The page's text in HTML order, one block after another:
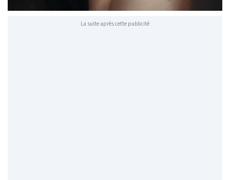
La suite après cette publicité